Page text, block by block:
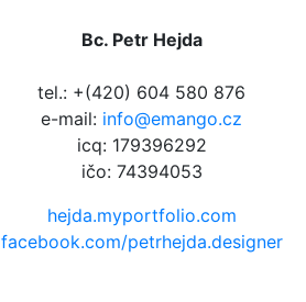
Bc. Petr Hejda
tel.: +(420) 604 580 876
e-mail: info@emango.cz
icq: 179396292
ičo: 74394053
hejda.myportfolio.com
facebook.com/petrhejda.designer